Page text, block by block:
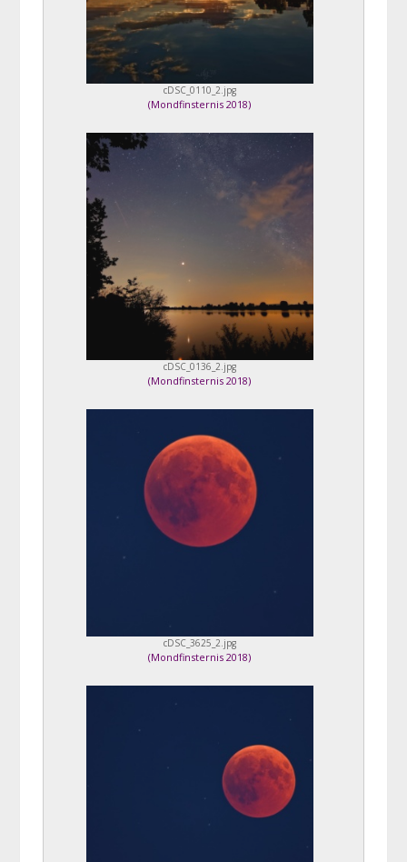
cDSC_0110_2.jpg
(Mondfinsternis 2018)
cDSC_0136_2.jpg
(Mondfinsternis 2018)
cDSC_3625_2.jpg
(Mondfinsternis 2018)